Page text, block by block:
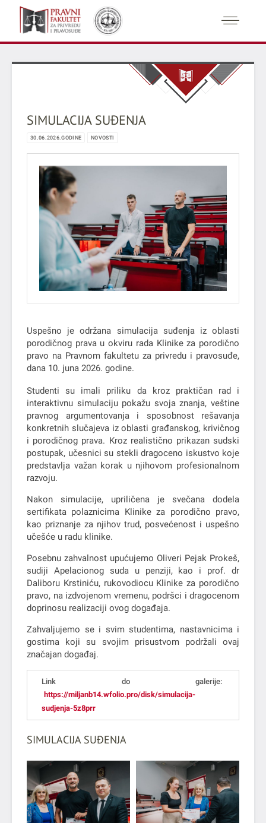
SIMULACIJA SUĐENJA
30.06.2026.GODINE NOVOSTI
Uspešno je održana simulacija suđenja iz oblasti
porodičnog prava u okviru rada Klinike za porodično
pravo na Pravnom fakultetu za privredu i pravosuđe,
dana 10. juna 2026. godine.
Studenti su imali priliku da kroz praktičan rad i
interaktivnu simulaciju pokažu svoja znanja, veštine
pravnog argumentovanja i sposobnost rešavanja
konkretnih slučajeva iz oblasti građanskog, krivičnog
i porodičnog prava. Kroz realistično prikazan sudski
postupak, učesnici su stekli dragoceno iskustvo koje
predstavlja važan korak u njihovom profesionalnom
razvoju.
Nakon simulacije, upriličena je svečana dodela
sertifikata polaznicima Klinike za porodično pravo,
kao priznanje za njihov trud, posvećenost i uspešno
učešće u radu klinike.
Posebnu zahvalnost upućujemo Oliveri Pejak Prokeš,
sudiji Apelacionog suda u penziji, kao i prof. dr
Daliboru Krstiniću, rukovodiocu Klinike za porodično
pravo, na izdvojenom vremenu, podršci i dragocenom
doprinosu realizaciji ovog događaja.
Zahvaljujemo se i svim studentima, nastavnicima i
gostima koji su svojim prisustvom podržali ovaj
značajan događaj.
Link do galerije:
https://miljanb14.wfolio.pro/disk/simulacija-
sudjenja-5z8prr
SIMULACIJA SUĐENJA